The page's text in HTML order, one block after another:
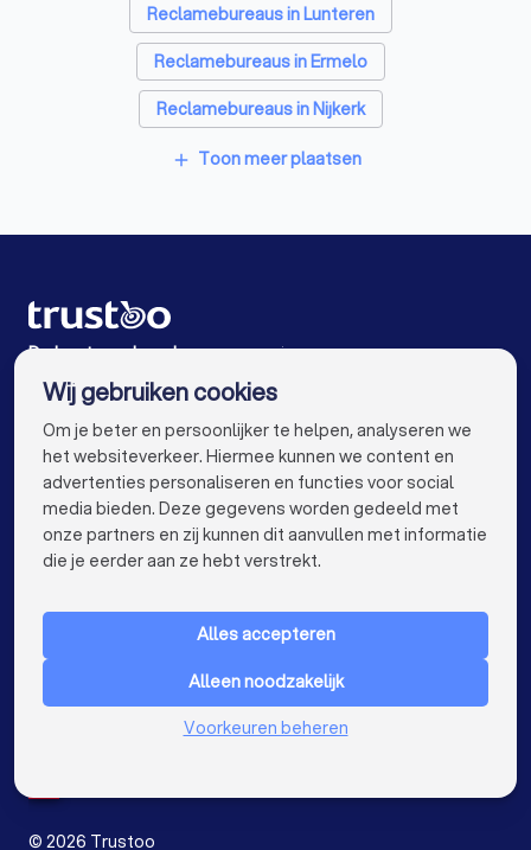
Energielabel adviseurs in Voorthuizen
Rijscholen in Voorthuizen
Advocaten in Voorthuizen
Reclamebureaus in Lunteren
Reclamebureaus in Ermelo
Reclamebureaus in Nijkerk
Reclamebureaus in Harderwijk
Reclamebureaus in Leusden
Reclamebureaus in Amsterdam
Reclamebureaus in Rotterdam
Reclamebureaus in Den Haag
Reclamebureaus in Utrecht
Reclamebureaus in Tilburg
Reclamebureaus in Groningen
Reclamebureaus in Almere
add Toon meer plaatsen
De beste reclamebureaus voor jou
VOOR PARTICULIEREN keyboard_arrow_down
Nederland
© 2026 Trustoo
Wij gebruiken cookies
Om je beter en persoonlijker te helpen, analyseren we
het websiteverkeer. Hiermee kunnen we content en
advertenties personaliseren en functies voor social
media bieden. Deze gegevens worden gedeeld met
onze partners en zij kunnen dit aanvullen met informatie
die je eerder aan ze hebt verstrekt.
Alles accepteren
Alleen noodzakelijk
Voorkeuren beheren